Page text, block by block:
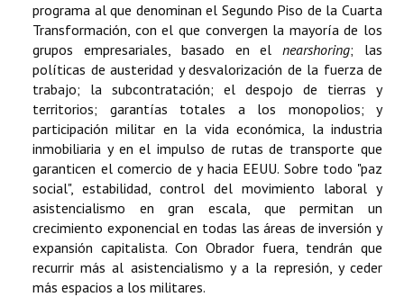
programa al que denominan el Segundo Piso de la Cuarta
Transformación, con el que convergen la mayoría de los
grupos empresariales, basado en elnearshoring; las
políticas de austeridad y desvalorización de la fuerza de
trabajo; la subcontratación; el despojo de tierras y
territorios; garantías totales a los monopolios; y
participación militar en la vida económica, la industria
inmobiliaria y en el impulso de rutas de transporte que
garanticen el comercio de y hacia EEUU. Sobre todo "paz
social", estabilidad, control del movimiento laboral y
asistencialismo en gran escala, que permitan un
crecimiento exponencial en todas las áreas de inversión y
expansión capitalista. Con Obrador fuera, tendrán que
recurrir más al asistencialismo y a la represión, y ceder
más espacios a los militares.